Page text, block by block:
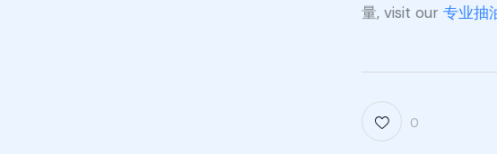
量, visit our专业抽
0